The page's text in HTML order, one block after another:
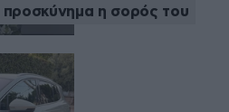
προσκύνημα η σορός του